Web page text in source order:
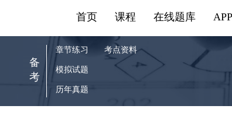
在线题库
课程
首页
备
考
章节练习
模拟试题
历年真题
考点资料